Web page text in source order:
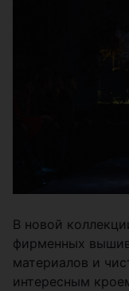
В новой
фирменных
материалов и
интересным